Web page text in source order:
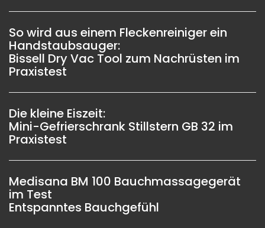
So wird aus einem Fleckenreiniger ein
Handstaubsauger:
Bissell Dry Vac Tool zum Nachrüsten im
Praxistest
Die kleine Eiszeit:
Mini-Gefrierschrank Stillstern GB 32 im
Praxistest
Medisana BM 100 Bauchmassagegerät
im Test
Entspanntes Bauchgefühl